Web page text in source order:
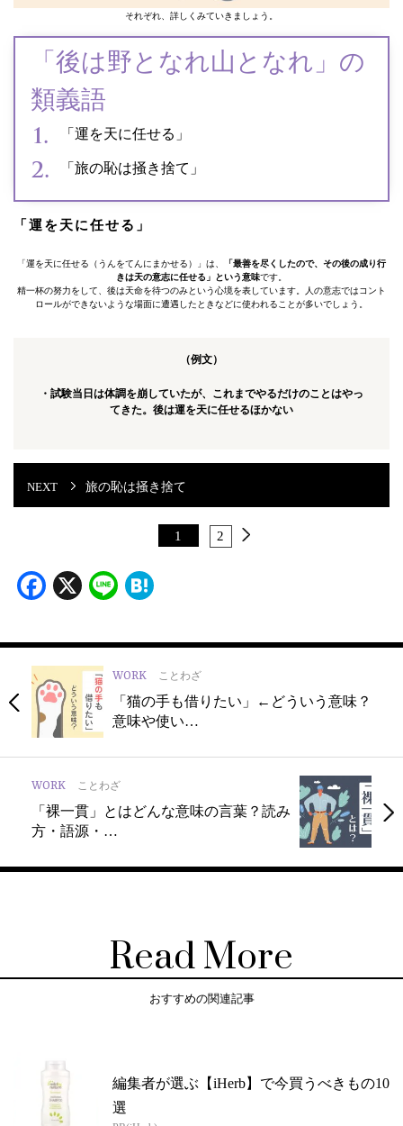
それぞれ、詳しくみていきましょう。
「後は野となれ山となれ」の
類義語
「運を天に任せる」
「旅の恥は掻き捨て」
「運を天に任せる」
「運を天に任せる（うんをてんにまかせる）」は、
「最善を尽くしたので、その後の成り行
きは天の意志に任せる」という意味です。
精一杯の努力をして、後は天命を待つのみという心境を表しています。人の意志ではコント
ロールができないような場面に遭遇したときなどに使われることが多いでしょう。
（例文）
・試験当日は体調を崩していたが、これまでやるだけのことはやっ
てきた。後は運を天に任せるほかない
旅の恥は掻き捨て
1 2
Facebook
X Line
WORK ことわざ
「猫の手も借りたい」←どういう意味？
意味や使い…
WORK ことわざ
「裸一貫」とはどんな意味の言葉？読み
方・語源・…
Read More
おすすめの関連記事
編集者が選ぶ【iHerb】で今買うべきもの10
選